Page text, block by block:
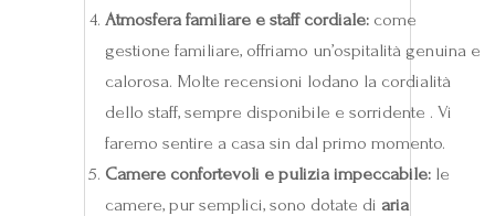
Atmosfera familiare e staff cordiale: come
gestione familiare, offriamo un’ospitalità genuina e
calorosa. Molte recensioni lodano la cordialità
dello staff, sempre disponibile e sorridente . Vi
faremo sentire a casa sin dal primo momento.
Camere confortevoli e pulizia impeccabile: le
camere, pur semplici, sono dotate di aria